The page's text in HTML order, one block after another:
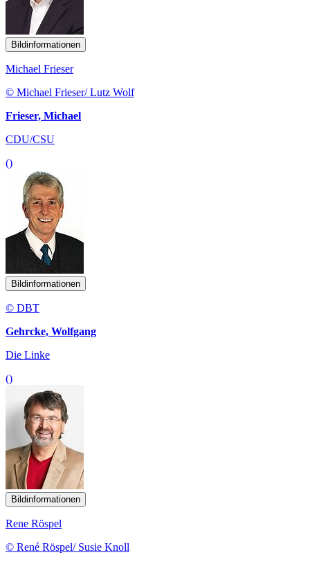
Bildinformationen
Michael Frieser
© Michael Frieser/ Lutz Wolf
Frieser, Michael
CDU/CSU
()
Bildinformationen
© DBT
Gehrcke, Wolfgang
Die Linke
()
Bildinformationen
Rene Röspel
© René Röspel/ Susie Knoll